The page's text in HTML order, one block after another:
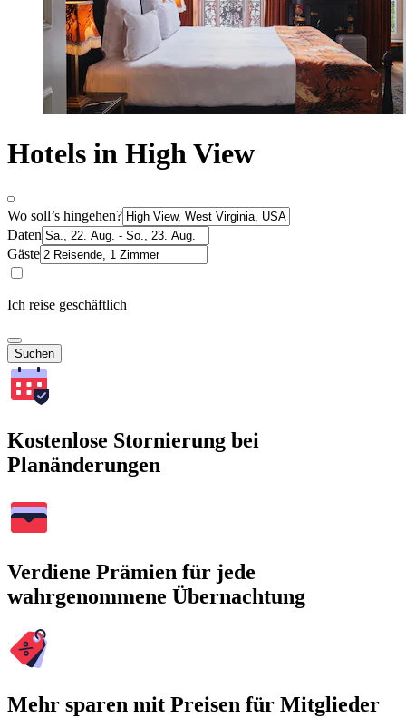
Hotels in High View
Wo soll’s hingehen?
Daten
Gäste
Ich reise geschäftlich
Suchen
Kostenlose Stornierung bei
Planänderungen
Verdiene Prämien für jede
wahrgenommene Übernachtung
Mehr sparen mit Preisen für Mitglieder